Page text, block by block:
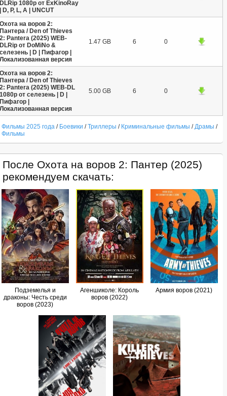
DLRip 1080p от ExKinoRay
| D, P, L, A | UNCUT
Охота на воров 2:
Пантера / Den of Thieves
2: Pantera (2025) WEB-
DLRip от DoMiNo &
селезень | D | Пифагор |
Локализованная версия
1.47 GB 6 0
Охота на воров 2:
Пантера / Den of Thieves
2: Pantera (2025) WEB-DL
1080p от селезень | D |
Пифагор |
Локализованная версия
5.00 GB 6 0
Фильмы 2025 года / Боевики /Триллеры / Криминальные фильмы /Драмы /
Фильмы
После Охота на воров 2: Пантер (2025)
рекомендуем скачать:
Подземелья и
драконы: Честь среди
воров (2023)
Агеншиколе: Король
воров (2022)
Армия воров (2021)